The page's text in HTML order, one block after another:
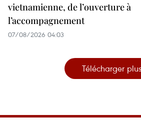
vietnamienne, de l’ouverture à
l’accompagnement
07/08/2026 04:03
Télécharger plus